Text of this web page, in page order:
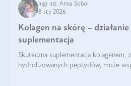
mgr inż. Anna Sobol
8 sty 2026
Kolagen na skórę –
suplementacja
Skuteczna suplementacja kolagenem,
hydrolizowanych peptydów, może